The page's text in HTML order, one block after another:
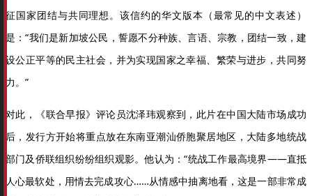
征国家团结与共同理想。该信约的华文版本（最常见的中文表述）
是：“我们是新加坡公民，誓愿不分种族、言语、宗教，团结一致，建
设公正平等的民主社会，并为实现国家之幸福、繁荣与进步，共同努
力。”
对此，《联合早报》评论员沈泽玮观察到，此片在中国大陆市场成功
后，发行方开始将重点放在东南亚潮汕侨胞聚居地区，大陆多地统战
部门及侨联组织纷纷组织观影。他认为：“统战工作最高境界——直抵
人心最软处，用情去完成攻心……从情感中抽离地看，这是一部非常成